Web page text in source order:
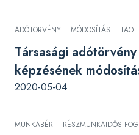
ADÓTÖRVÉNY MÓDOSÍTÁS TAO
Társasági
képzésének
2020-05-04
MUNKABÉR RÉSZMUNKAIDŐS